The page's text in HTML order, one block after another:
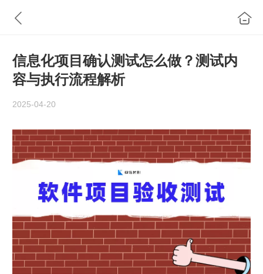
信息化项目确认测试怎么做？测试内
容与执行流程解析
2025-04-20